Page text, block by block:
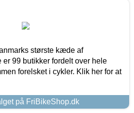
største kæde af
er 99 butikker fordelt over hele
forelsket i cykler. Klik her for at
på FriBikeShop.dk